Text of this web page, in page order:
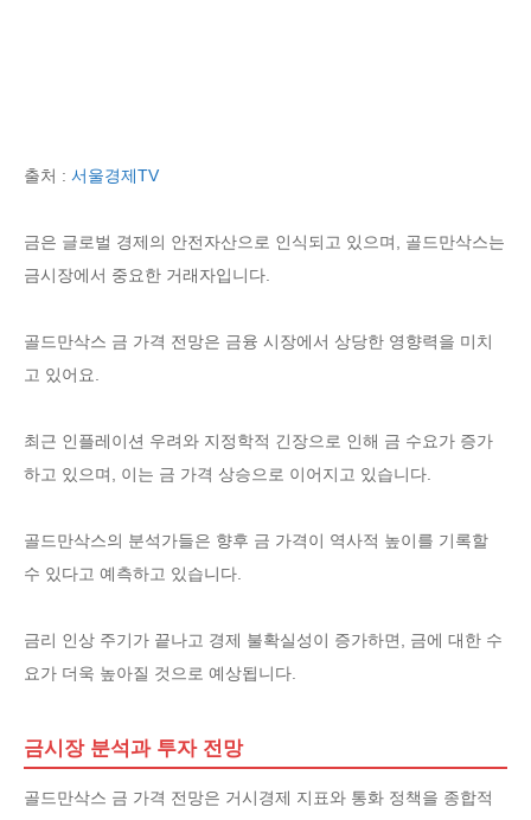
출처 : 서울경제TV
금은 글로벌 경제의 안전자산으로 인식되고 있으며, 골드만삭스는
금시장에서 중요한 거래자입니다.
골드만삭스 금 가격 전망은 금융 시장에서 상당한 영향력을 미치
고 있어요.
최근 인플레이션 우려와 지정학적 긴장으로 인해 금 수요가 증가
하고 있으며, 이는 금 가격 상승으로 이어지고 있습니다.
골드만삭스의 분석가들은 향후 금 가격이 역사적 높이를 기록할
수 있다고 예측하고 있습니다.
금리 인상 주기가 끝나고 경제 불확실성이 증가하면, 금에 대한 수
요가 더욱 높아질 것으로 예상됩니다.
금시장 분석과 투자 전망
골드만삭스 금 가격 전망은 거시경제 지표와 통화 정책을 종합적